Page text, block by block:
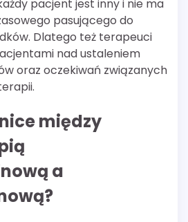
pacjent jest inny i nie ma
pasującego do
Dlatego też terapeuci
nad ustaleniem
oraz oczekiwań związanych
między
a